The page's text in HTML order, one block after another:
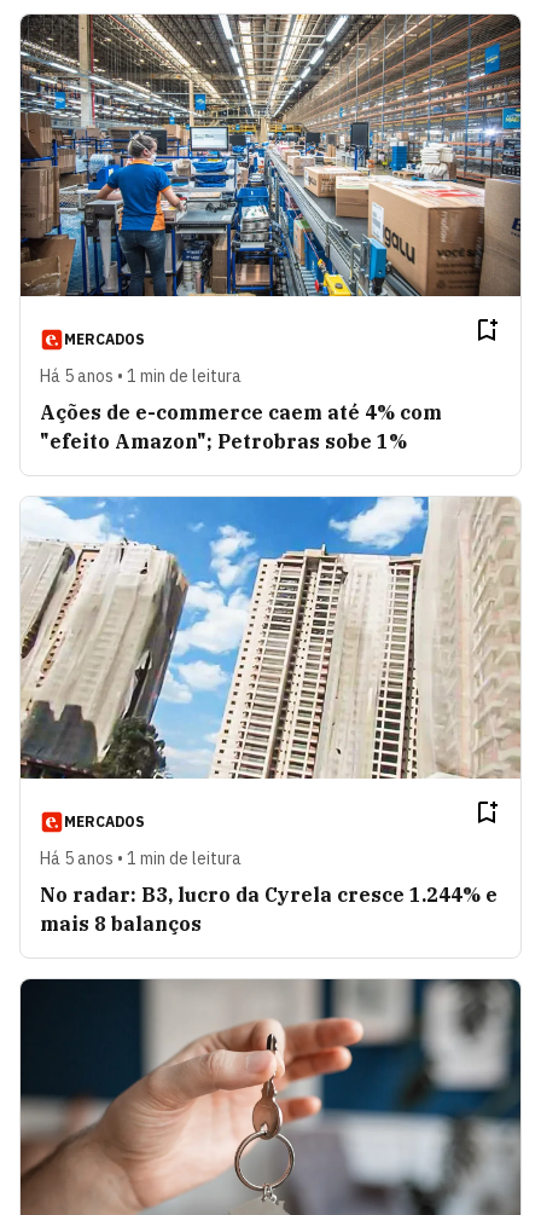
MERCADOS
Há 5 anos • 1 min de leitura
Ações de e-commerce caem até 4% com
"efeito Amazon"; Petrobras sobe 1%
MERCADOS
Há 5 anos • 1 min de leitura
No radar: B3, lucro da Cyrela cresce 1.244% e
mais 8 balanços